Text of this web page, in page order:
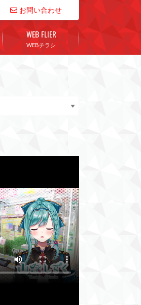
お問い合わせ
WEBチラシ
WEB FLIER